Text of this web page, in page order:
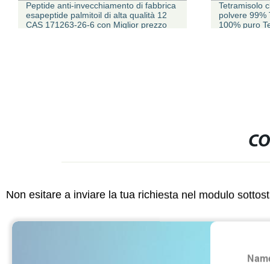
Peptide anti-invecchiamento di fabbrica
esapeptide palmitoil di alta qualità 12
CAS 171263-26-6 con Miglior prezzo
Tetramisolo
polvere 99%
100% puro
Non esitare a inviare la tua richiesta nel modulo